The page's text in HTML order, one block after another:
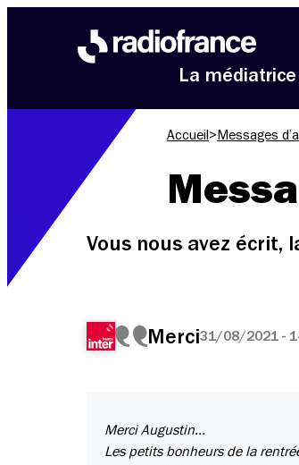
La médiatrice
Accueil > Messages
Vous nous avez écrit,
Merci31/08/2021 -
Merci Augustin...
Les petits bonheurs de la